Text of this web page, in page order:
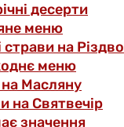
десерти
меню
страви на Різдво
меню
Масляну
на Святвечір
значення